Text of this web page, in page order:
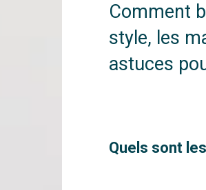
Comment
style, les
astuces
Quels sont